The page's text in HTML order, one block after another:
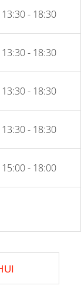
13:30 - 18:30
13:30 - 18:30
13:30 - 18:30
13:30 - 18:30
15:00 - 18:00